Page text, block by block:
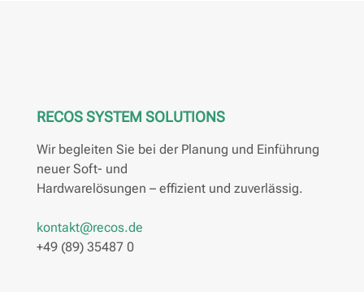
RECOS SYSTEM SOLUTIONS
Wir begleiten Sie bei der Planung und Einführung
neuer Soft- und
Hardwarelösungen – effizient und zuverlässig.
kontakt@recos.de
+49 (89) 35487 0